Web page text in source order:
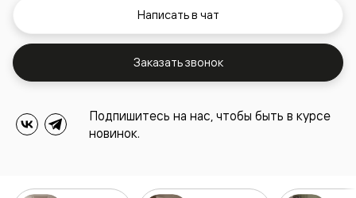
Написать в чат
Заказать звонок
Подпишитесь на нас, чтобы быть в курсе
новинок.